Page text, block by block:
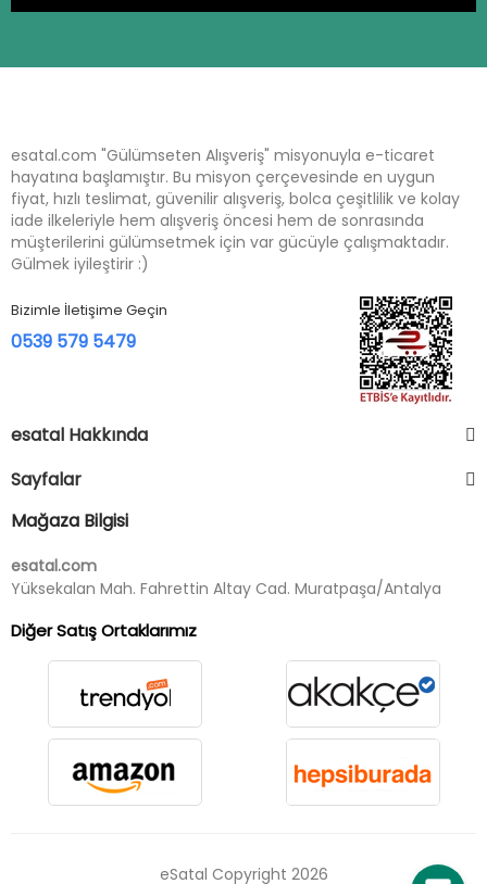
esatal.com "Gülümseten Alışveriş" misyonuyla e-ticaret
hayatına başlamıştır. Bu misyon çerçevesinde en uygun
fiyat, hızlı teslimat, güvenilir alışveriş, bolca çeşitlilik ve kolay
iade ilkeleriyle hem alışveriş öncesi hem de sonrasında
müşterilerini gülümsetmek için var gücüyle çalışmaktadır.
Gülmek iyileştirir :)
Bizimle İletişime Geçin
0539 579 5479
esatal Hakkında
Sayfalar
Mağaza Bilgisi
esatal.com
Yüksekalan Mah. Fahrettin Altay Cad. Muratpaşa/Antalya
Diğer Satış Ortaklarımız
eSatal Copyright 2026